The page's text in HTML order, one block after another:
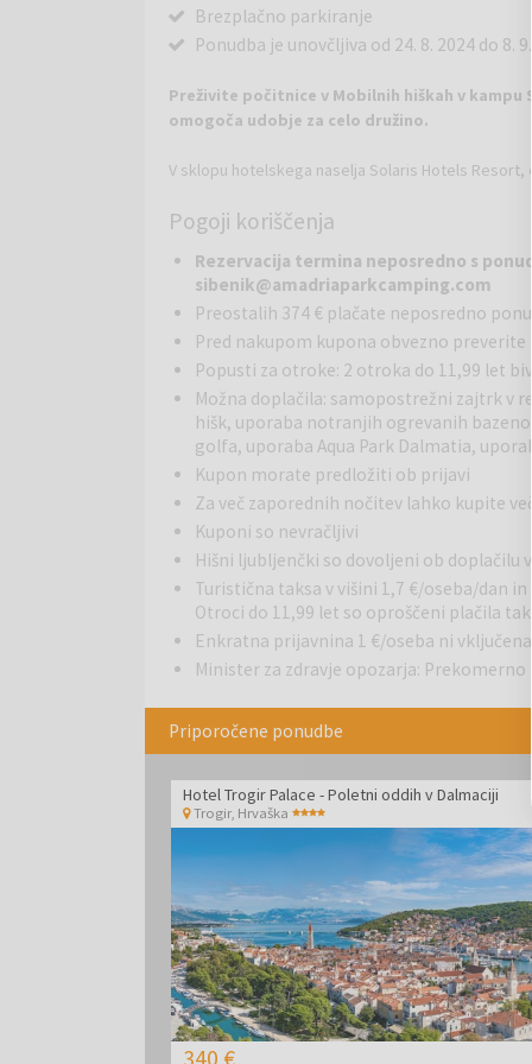
Brezplačno parkiranje
Ponudba je unovčljiva od 24. 8. 2024 do 8. 9.
Preživite počitnice v Mobilnih hiškah v
omogoča udobje za celo družino.
V sklopu hotelskega naselja Solaris Hotels Resort,
kamp Solaris. Si želite počitnic brez
sproščen oddih brez avtomobilov in prometnih
nekaj korakov vas loči od kristalno čistega morja,
restavracije s spektakularnim pogledom na
STANDARD MOBILNA HIŠICA 4+2 (32 m2): 2
posteljama), povezana dnevna soba in kuhinja,
mizo in stoli. Kapaciteta: 6 oseb (min/max) 4
Plaža: plaža se nahaja v neposredni bližini hišk, je
zanimivosti in storitev posebej primerna za
nogomet, namizni nogomet, fitness dvorana,
Zanimivosti za otroke: peskovnik in otroška igrišča.
Pogoji koriščenja
Rezervacija termina neposredno s
sibenik@amadriaparkcamping.com
Preostalih 374 € plačate neposredno
Pred nakupom kupona obvezno
Popusti za otroke: 2 otroka do 11,99 let
Možna doplačila: samopostrežni zajtrk v
hišk, uporaba notranjih ogrevanih
golfa, uporaba Aqua Park Dalmatia,
Kupon morate predložiti ob prijavi
Za več zaporednih nočitev lahko kupite
Kuponi so nevračljivi
Hišni ljubljenčki so dovoljeni ob doplačilu
Turistična taksa v višini 1,7 €/oseba/dan
Otroci do 11,99 let so oproščeni plačila
Enkratna prijavnina 1 €/oseba ni vključena
Minister za zdravje opozarja:
Priporočene ponudbe
Hotel Trogir Palace - Poletni oddih v Dalmaciji
Trogir, Hrvaška
340 €